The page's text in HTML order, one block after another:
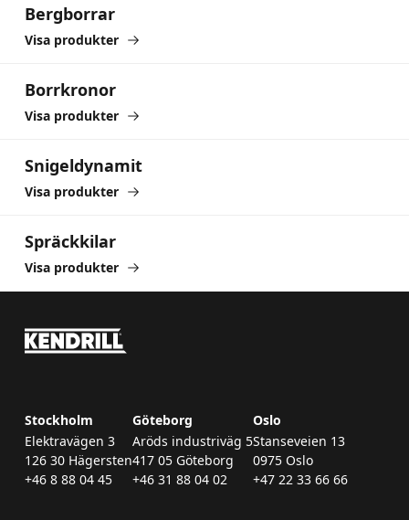
Bergborrar
Visa produkter
Borrkronor
Visa produkter
Snigeldynamit
Visa produkter
Spräckkilar
Visa produkter
Stockholm
Elektravägen 3
126 30 Hägersten
+46 8 88 04 45
Göteborg
Aröds industriväg 5
417 05 Göteborg
+46 31 88 04 02
Oslo
Stanseveien 13
0975 Oslo
+47 22 33 66 66